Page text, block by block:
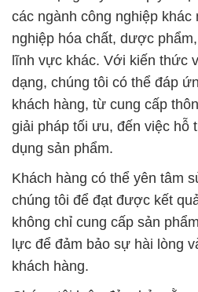
các ngành công nghiệp khác
nghiệp hóa chất, dược
lĩnh vực khác. Với kiến thức
dạng, chúng tôi có thể đáp
khách hàng, từ cung cấp
giải pháp tối ưu, đến việc hỗ
dụng sản phẩm.
Khách hàng có thể yên tâm
chúng tôi để đạt được kết
không chỉ cung cấp sản
lực để đảm bảo sự hài lòng
khách hàng.